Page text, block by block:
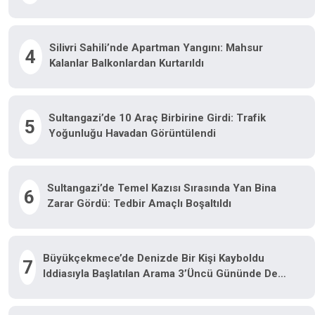
4
Silivri Sahili’nde Apartman Yangını: Mahsur
Kalanlar Balkonlardan Kurtarıldı
5
Sultangazi’de 10 Araç Birbirine Girdi: Trafik
Yoğunluğu Havadan Görüntülendi
6
Sultangazi’de Temel Kazısı Sırasında Yan Bina
Zarar Gördü: Tedbir Amaçlı Boşaltıldı
7
Büyükçekmece’de Denizde Bir Kişi Kayboldu
Iddiasıyla Başlatılan Arama 3’üncü Gününde De